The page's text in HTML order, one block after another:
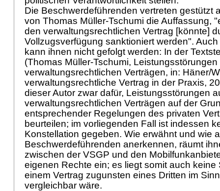
Die Beschwerdeführenden vertreten gestützt
von Thomas Müller-Tschumi die Auffassung,
den verwaltungsrechtlichen Vertrag [könnte]
Vollzugsverfügung sanktioniert werden".
kann ihnen nicht gefolgt werden: In der
(Thomas Müller-Tschumi, Leistungsstörungen
verwaltungsrechtlichen Verträgen, in: Häner/
verwaltungsrechtliche Vertrag in der Praxis,
dieser Autor zwar dafür, Leistungsstörungen
verwaltungsrechtlichen Verträgen auf der
entsprechender Regelungen des privaten
beurteilen; im vorliegenden Fall ist indessen
Konstellation gegeben. Wie erwähnt und wie
Beschwerdeführenden anerkennen, räumt
zwischen der VSGP und den
eigenen Rechte ein; es liegt somit auch keine
einem Vertrag zugunsten eines Dritten im
vergleichbar wäre.